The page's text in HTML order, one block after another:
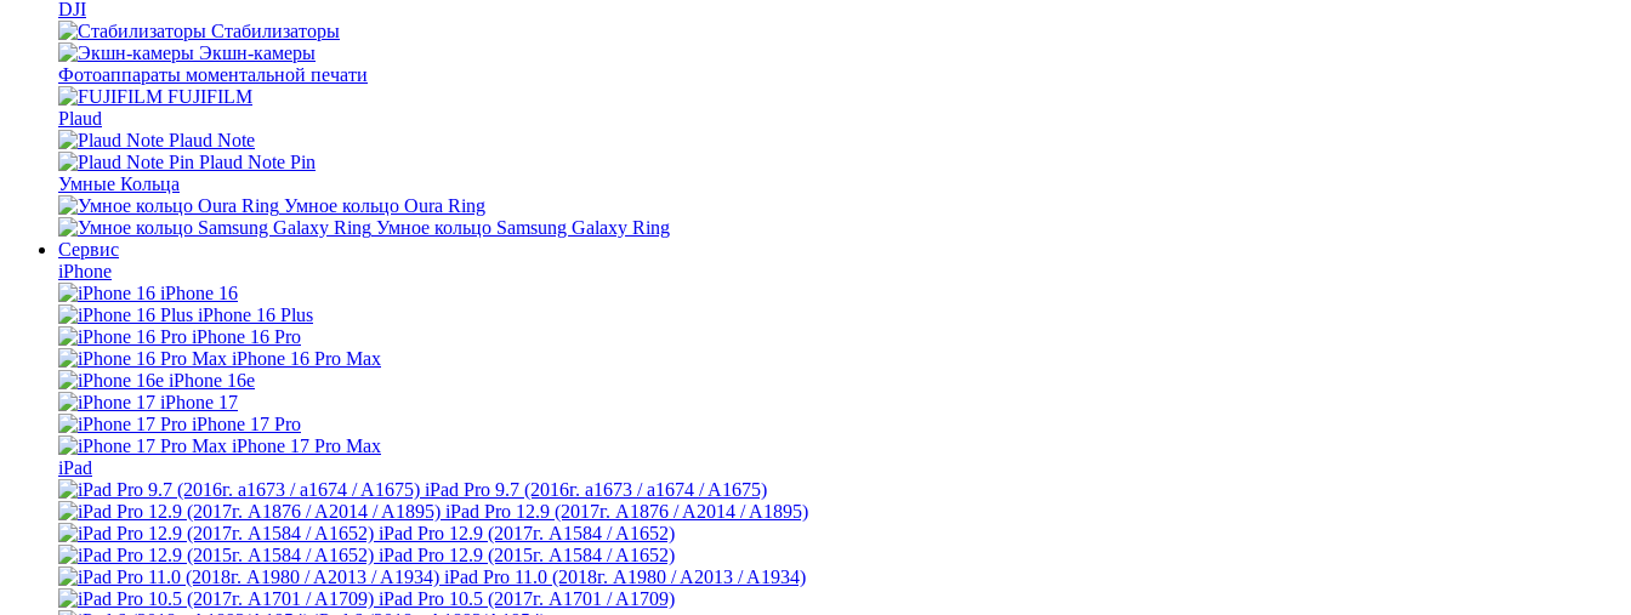
DJI
Стабилизаторы
Экшн-камеры
Фотоаппараты моментальной печати
FUJIFILM
Plaud
Plaud Note
Plaud Note Pin
Умные Кольца
Умное кольцо Oura Ring
Умное кольцо Samsung Galaxy Ring
Сервис
iPhone
iPhone 16
iPhone 16 Plus
iPhone 16 Pro
iPhone 16 Pro Max
iPhone 16e
iPhone 17
iPhone 17 Pro
iPhone 17 Pro Max
iPad
iPad Pro 9.7 (2016г. a1673 / a1674 / A1675)
iPad Pro 12.9 (2017г. A1876 / A2014 / A1895)
iPad Pro 12.9 (2017г. A1584 / A1652)
iPad Pro 12.9 (2015г. A1584 / A1652)
iPad Pro 11.0 (2018г. A1980 / A2013 / A1934)
iPad Pro 10.5 (2017г. A1701 / A1709)